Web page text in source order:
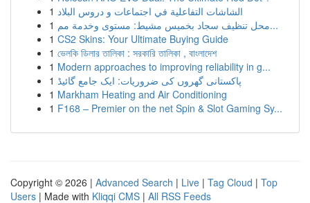
1 الشاشات التفاعلية في اجتماعات و دروس البلاد
1
محل تنظيف سجاد بخميس مشيط: مستوى وخدمة مم...
1 CS2 Skins: Your Ultimate Buying Guide
1 ভেলকি ডিলার তালিকা : সরকারি তালিকা , বাংলাদেশ
1 Modern approaches to improving reliability in g...
1 پاکستانی گھروں کی ضروریات: ایک جامع گائیڈ
1 Markham Heating and Air Conditioning
1 F168 – Premier on the net Spin & Slot Gaming Sy...
Copyright © 2026 | Advanced Search | Live | Tag Cloud | Top
Users | Made with Kliqqi CMS | All RSS Feeds